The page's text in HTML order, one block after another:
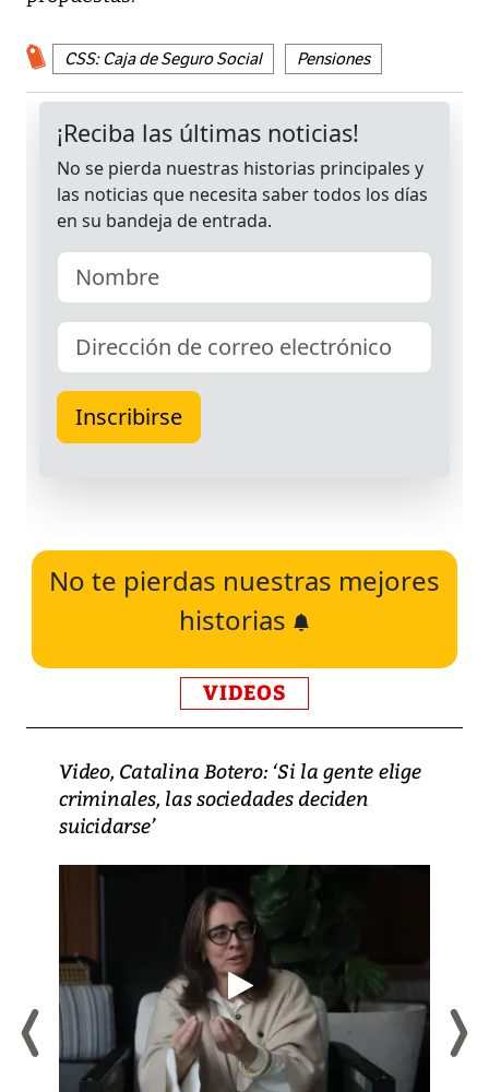
CSS: Caja de Seguro Social Pensiones
No te pierdas nuestras mejores
historias
VIDEOS
Video, Catalina Botero: ‘Si la gente elige
criminales, las sociedades deciden
suicidarse’